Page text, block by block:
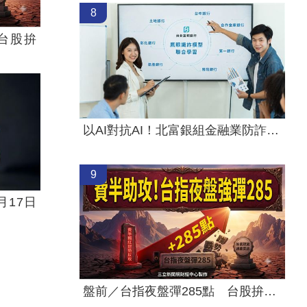
股拚
17日
8
以AI對抗AI！北富銀組金融業防詐聯盟
9
盤前／台指夜盤彈285點 台股拚延續反彈